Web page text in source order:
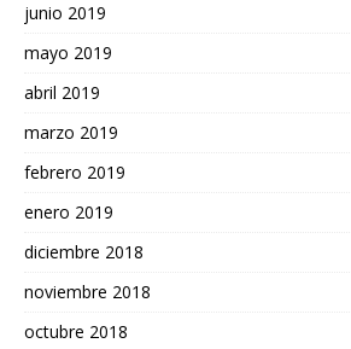
junio 2019
mayo 2019
abril 2019
marzo 2019
febrero 2019
enero 2019
diciembre 2018
noviembre 2018
octubre 2018